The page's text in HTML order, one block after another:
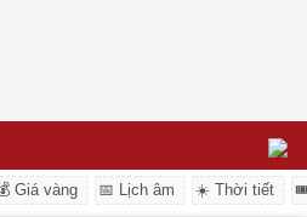
Giá vàng 📅 Lịch âm ☀️ Thời tiết